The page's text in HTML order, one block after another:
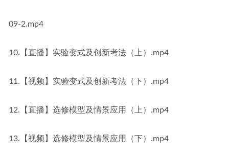
09-2.mp4
10.【直播】实验变式及创新考法（上）.mp4
11.【视频】实验变式及创新考法（下）.mp4
12.【直播】选修模型及情景应用（上）.mp4
13.【视频】选修模型及情景应用（下）.mp4